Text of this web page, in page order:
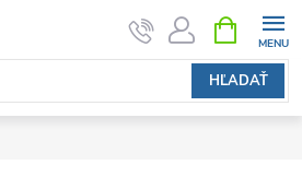
HĽADAŤ
KOŠÍK